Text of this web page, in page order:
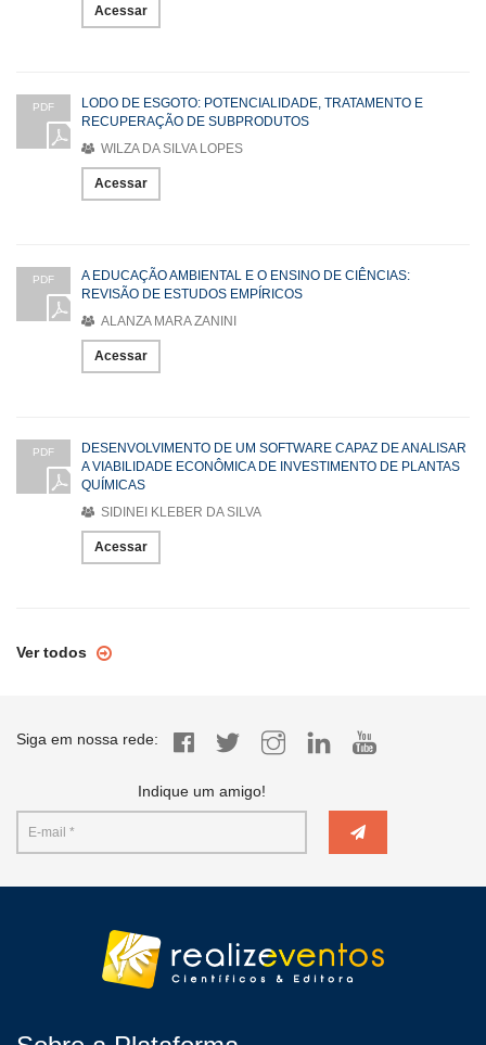
Acessar
PDF
LODO DE ESGOTO: POTENCIALIDADE, TRATAMENTO E
RECUPERAÇÃO DE SUBPRODUTOS
WILZA DA SILVA LOPES
Acessar
PDF
A EDUCAÇÃO AMBIENTAL E O ENSINO DE CIÊNCIAS:
REVISÃO DE ESTUDOS EMPÍRICOS
ALANZA MARA ZANINI
Acessar
PDF
DESENVOLVIMENTO DE UM SOFTWARE CAPAZ DE ANALISAR
A VIABILIDADE ECONÔMICA DE INVESTIMENTO DE PLANTAS
QUÍMICAS
SIDINEI KLEBER DA SILVA
Acessar
Ver todos
Siga em nossa rede:
Indique um amigo!